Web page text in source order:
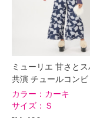
ミューリエ 甘さと
共演 チュールコン
カラー： カーキ
サイズ： Ｓ